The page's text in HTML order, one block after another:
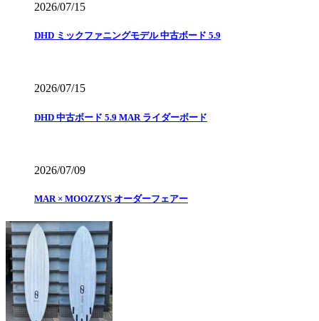
2026/07/15
DHD ミックファニングモデル 中古ボード 5.9
2026/07/15
DHD 中古ボード 5.9 MAR ライダーボード
2026/07/09
MAR × MOOZZYS オーダーフェアー